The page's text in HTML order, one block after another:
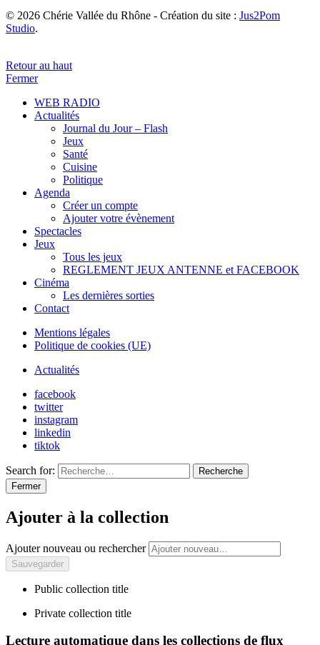
© 2026 Chérie Vallée du Rhône - Création du site : Jus2Pom
Studio.
Retour au haut
Fermer
WEB RADIO
Actualités
Journal du Jour – Flash
Jeux
Santé
Cuisine
Politique
Agenda
Créer un compte
Ajouter votre évènement
Spectacles
Jeux
Tous les jeux
REGLEMENT JEUX ANTENNE et FACEBOOK
Cinéma
Les dernières sorties
Contact
Mentions légales
Politique de cookies (UE)
Actualités
facebook
twitter
instagram
linkedin
tiktok
Search for:
Recherche
Fermer
Ajouter à la collection
Ajouter nouveau ou rechercher
Public collection title
Private collection title
Lecture automatique dans les collections de flux